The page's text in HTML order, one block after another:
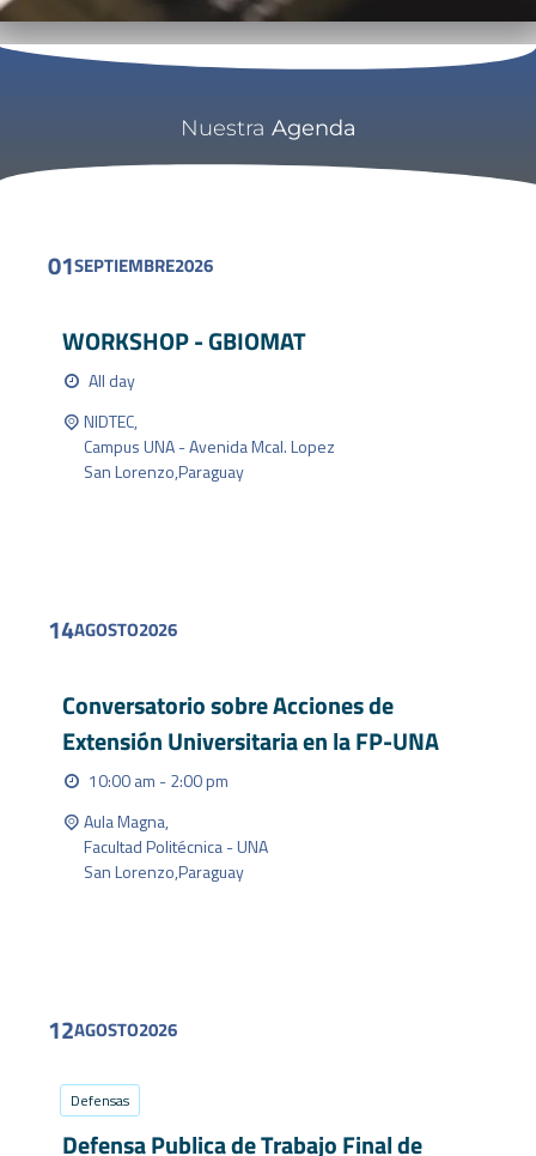
Nuestra Agenda
01SEPTIEMBRE2026
WORKSHOP - GBIOMAT
All day
NIDTEC,
Campus UNA - Avenida Mcal. Lopez
San Lorenzo,Paraguay
14AGOSTO2026
Conversatorio sobre Acciones de
Extensión Universitaria en la FP-UNA
10:00 am - 2:00 pm
Aula Magna,
Facultad Politécnica - UNA
San Lorenzo,Paraguay
12AGOSTO2026
Defensas
Defensa Publica de Trabajo Final de